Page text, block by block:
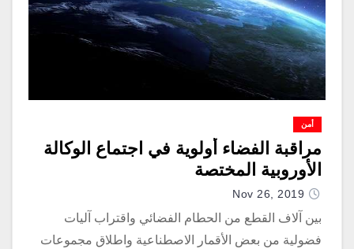
أمن
مراقبة الفضاء أولوية في اجتماع الوكالة
الأوروبية المختصة
Nov 26, 2019
بين آلاف القطع من الحطام الفضائي واقتراب آليات
فضولية من بعض الأقمار الاصطناعية واطلاق مجموعات